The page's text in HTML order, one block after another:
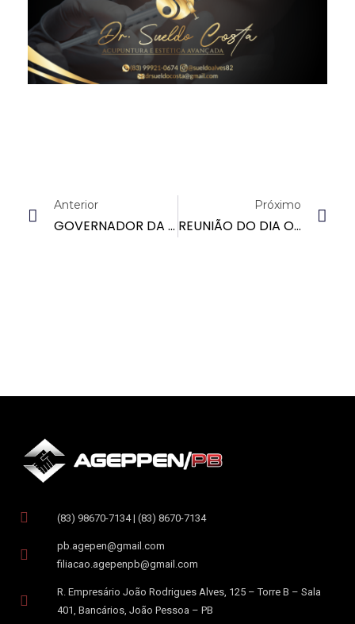
Anterior
GOVERNADOR DA PARAÍBA ESQUECE OS AGENTES PENITENCIÁRIOS
Próximo
REUNIÃO DO DIA O9 DE MARÇO COM O GERENTE DA GESIPE
(83) 98670-7134 | (83) 8670-7134
pb.agepen@gmail.com
filiacao.agepenpb@gmail.com
R. Empresário João Rodrigues Alves, 125 – Torre B – Sala
401, Bancários, João Pessoa – PB